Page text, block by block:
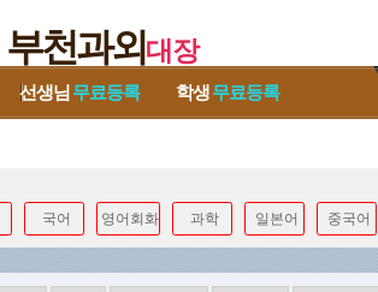
부천과외대장
선생님 무료등록 학생무료등록
국어 영어회화 과학 일본어 중국어